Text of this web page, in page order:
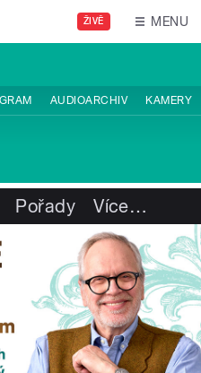
ŽIVĚ MENU
AUDIOARCHIV KAMERY
Pořady Více…